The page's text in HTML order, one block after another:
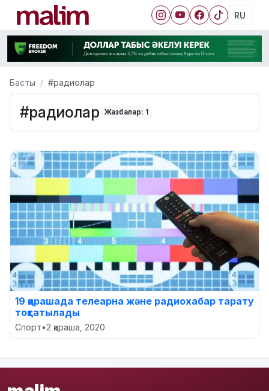
RU
Басты #радиолар
#радиолар Жазбалар: 1
19 қарашада телеарна және радиохабар тарату
тоқтатылады
Спорт•2 қараша, 2020